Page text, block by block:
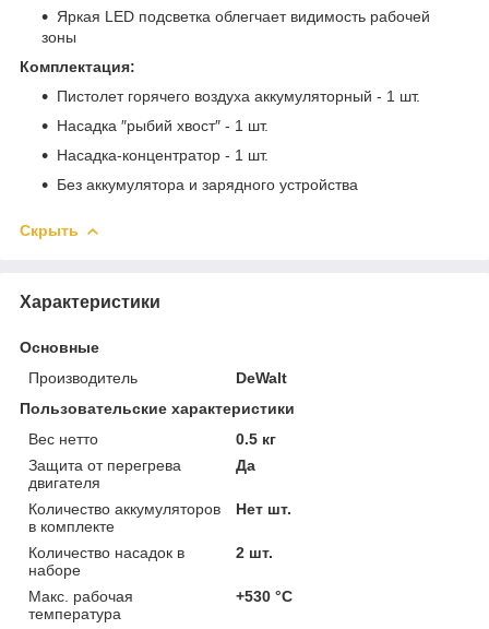
Яркая LED подсветка облегчает видимость рабочей
зоны
Комплектация:
Пистолет горячего воздуха аккумуляторный - 1 шт.
Насадка ″рыбий хвост″ - 1 шт.
Насадка-концентратор - 1 шт.
Без аккумулятора и зарядного устройства
Скрыть
Характеристики
Основные
Производитель
DeWalt
Пользовательские характеристики
Вес нетто
0.5 кг
Защита от перегрева
двигателя
Да
Количество аккумуляторов
в комплекте
Нет шт.
Количество насадок в
наборе
2 шт.
Макс. рабочая
температура
+530 °C